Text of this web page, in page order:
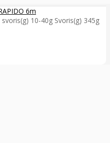
6m
10-40g Svoris(g) 345g